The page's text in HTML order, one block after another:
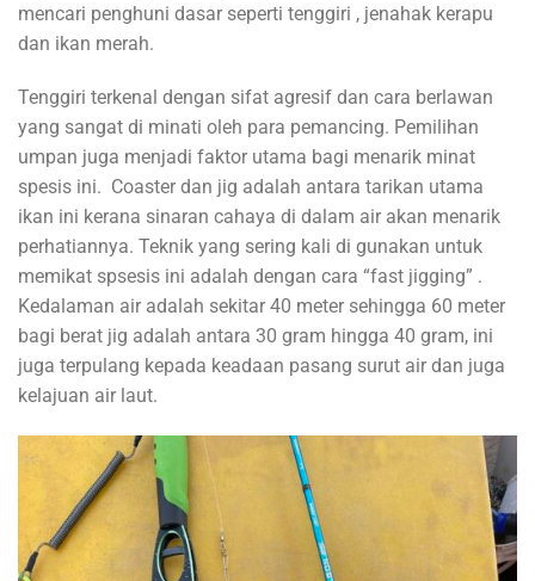
mencari penghuni dasar seperti tenggiri , jenahak kerapu
dan ikan merah.
Tenggiri terkenal dengan sifat agresif dan cara berlawan
yang sangat di minati oleh para pemancing. Pemilihan
umpan juga menjadi faktor utama bagi menarik minat
spesis ini. Coaster dan jig adalah antara tarikan utama
ikan ini kerana sinaran cahaya di dalam air akan menarik
perhatiannya. Teknik yang sering kali di gunakan untuk
memikat spsesis ini adalah dengan cara “fast jigging” .
Kedalaman air adalah sekitar 40 meter sehingga 60 meter
bagi berat jig adalah antara 30 gram hingga 40 gram, ini
juga terpulang kepada keadaan pasang surut air dan juga
kelajuan air laut.